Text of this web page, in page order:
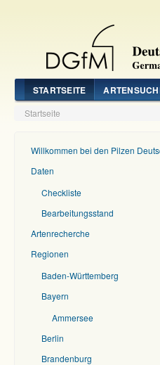
STARTSEITE
Startseite
Willkommen bei den Pilzen
Daten
Checkliste
Bearbeitungsstand
Artenrecherche
Regionen
Baden-Württemberg
Bayern
Ammersee
Berlin
Brandenburg